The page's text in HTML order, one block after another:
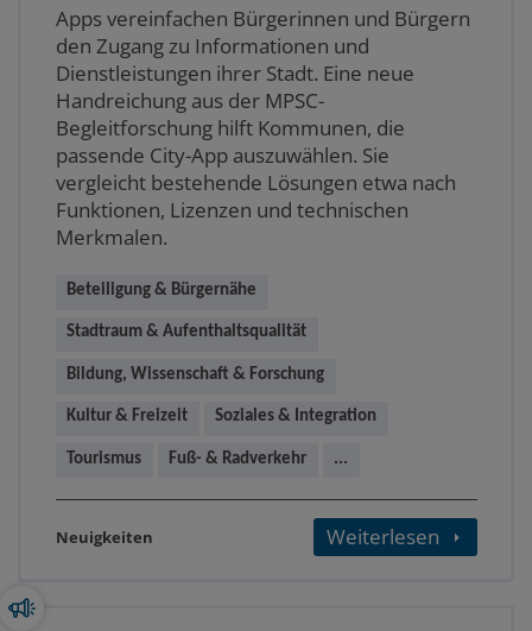
Apps vereinfachen Bürgerinnen und Bürgern
den Zugang zu Informationen und
Dienstleistungen ihrer Stadt. Eine neue
Handreichung aus der MPSC-
Begleitforschung hilft Kommunen, die
passende City-App auszuwählen. Sie
vergleicht bestehende Lösungen etwa nach
Funktionen, Lizenzen und technischen
Merkmalen.
Beteiligung & Bürgernähe
Stadtraum & Aufenthaltsqualität
Bildung, Wissenschaft & Forschung
Kultur & Freizeit Soziales & Integration
Tourismus Fuß- & Radverkehr ...
Neuigkeiten Weiterlesen